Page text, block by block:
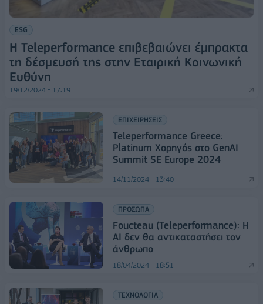
ESG
Η Teleperformance επιβεβαιώνει έμπρακτα
τη δέσμευσή της στην Εταιρική Κοινωνική
Ευθύνη
19/12/2024 - 17:19
ΕΠΙΧΕΙΡΗΣΕΙΣ
Teleperformance Greece:
Platinum Χορηγός στο GenAI
Summit SE Europe 2024
14/11/2024 - 13:40
ΠΡΟΣΩΠΑ
Foucteau (Teleperformance): H
AI δεν θα αντικαταστήσει τον
άνθρωπο
18/04/2024 - 18:51
ΤΕΧΝΟΛΟΓΙΑ